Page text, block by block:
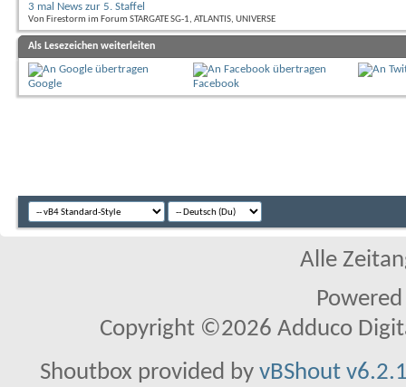
3 mal News zur 5. Staffel
Von Firestorm im Forum STARGATE SG-1, ATLANTIS, UNIVERSE
Als Lesezeichen weiterleiten
Google Facebook
Alle
Copyright ©2026 Adduco
Shoutbox provided by vBShout